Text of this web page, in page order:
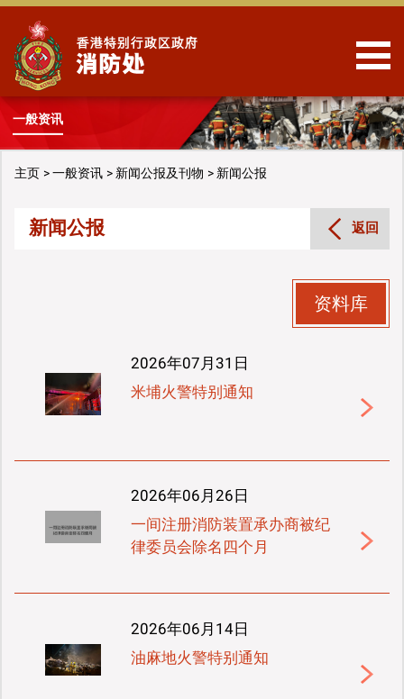
跳到内容
一般资讯
主页 一般资讯 新闻公报及刊物 新闻公报
新闻公报 返回
资料库
2026年07月31日
米埔火警特别通知
2026年06月26日
一间注册消防装置承办商被纪
律委员会除名四个月
2026年06月14日
​油麻地火警特别通知